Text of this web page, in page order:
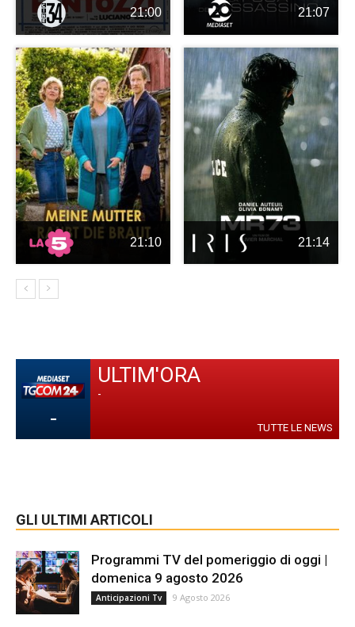
21:00 21:07
21:10 21:14
-
ULTIM'ORA
-
TUTTE LE NEWS
GLI ULTIMI ARTICOLI
Programmi TV del pomeriggio di oggi |
domenica 9 agosto 2026
Anticipazioni Tv 9 Agosto 2026